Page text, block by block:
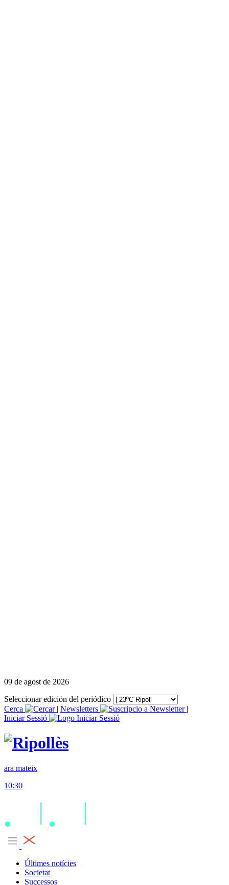
09 de agost de 2026
Seleccionar edición del periódico
Cerca
| Newsletters
|
Iniciar Sessió
ara mateix
10:30
Últimes notícies
Societat
Successos